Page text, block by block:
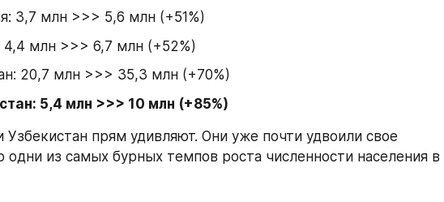
3,7 млн >>> 5,6 млн (+51%)
4,4 млн >>> 6,7 млн (+52%)
20,7 млн >>> 35,3 млн (+70%)
5,4 млн >>> 10 млн (+85%)
Узбекистан прям удивляют. Они уже почти удвоили свое
одни из самых бурных темпов роста численности населения в